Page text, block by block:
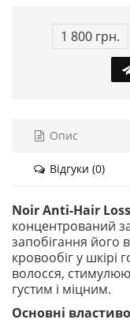
1 800 грн.
Опис
Відгуки (0)
Noir Anti-Hair
концентрований
запобігання його
кровообіг у шкірі
волосся,
густим і міцним.
Основні